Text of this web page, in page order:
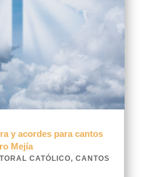
y acordes para cantos
Mejía
CATÓLICO, CANTOS